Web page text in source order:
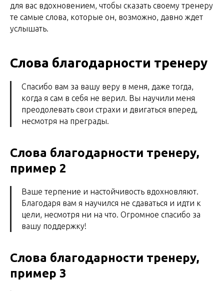
для вас вдохновением, чтобы сказать своему тренеру
те самые слова, которые он, возможно, давно ждет
услышать.
Слова благодарности тренеру
Спасибо вам за вашу веру в меня, даже тогда,
когда я сам в себя не верил. Вы научили меня
преодолевать свои страхи и двигаться вперед,
несмотря на преграды.
Слова благодарности тренеру,
пример 2
Ваше терпение и настойчивость вдохновляют.
Благодаря вам я научился не сдаваться и идти к
цели, несмотря ни на что. Огромное спасибо за
вашу поддержку!
Слова благодарности тренеру,
пример 3